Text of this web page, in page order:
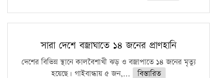
সারা দেশে বজ্রাঘাতে ১৪ জনের প্রাণহানি
দেশের বিভিন্ন স্থানে কালবৈশাখী ঝড় ও বজ্রাপাতে ১৪ জনের মৃত্যু
হয়েছে। গাইবান্ধায় ৫ জন,...
বিস্তারিত